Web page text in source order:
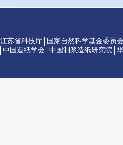
江苏省科技厅
国家自然科学基金委员会
中国造纸学会 中国制浆造纸研究院